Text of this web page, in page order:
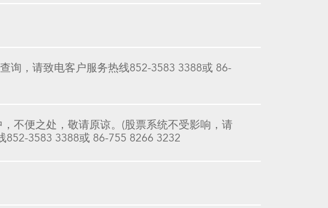
询，请致电客户服务热线852-3583 3388或 86-
不便之处，敬请原谅。(股票系统不受影响，请
852-3583 3388或 86-755 8266 3232